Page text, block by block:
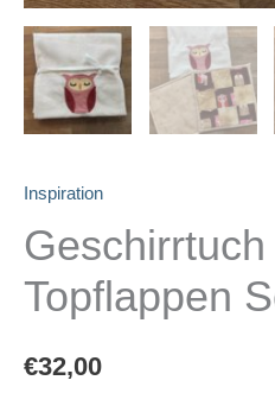
Inspiration
Topflappen
€32,00